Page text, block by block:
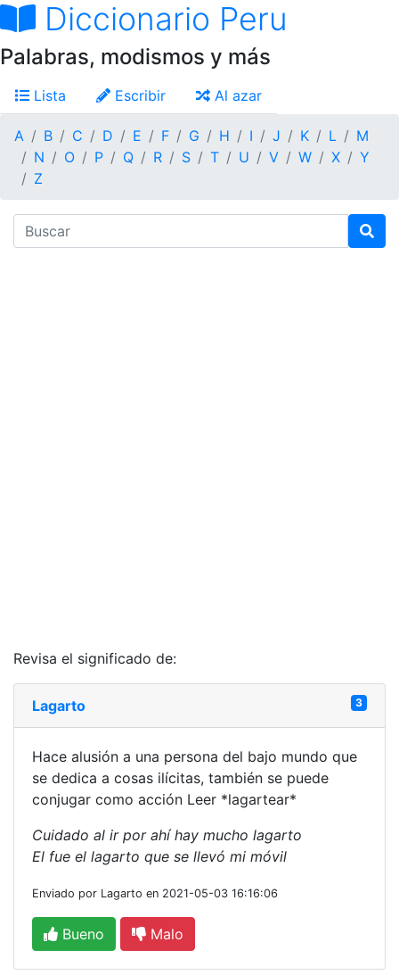
Diccionario Peru
Palabras, modismos y más
Lista Escribir Al azar
A B C D E F G H I J K L
M
N
O P Q R S T U V W X
Y
Z
Revisa el significado de:
Lagarto 3
Hace alusión a una persona del bajo mundo que
se dedica a cosas ilícitas, también se puede
conjugar como acción Leer *lagartear*
Cuidado al ir por ahí hay mucho lagarto
El fue el lagarto que se llevó mi móvil
Enviado por Lagarto en 2021-05-03 16:16:06
Bueno Malo